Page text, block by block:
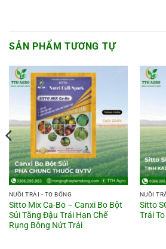
SẢN PHẨM TƯƠNG TỰ
NUÔI TRÁI - TO BÔNG
Sitto Mix Ca-Bo – Canxi Bo Bột
Sủi Tăng Đậu Trái Hạn Chế
Rụng Bông Nứt Trái
NUÔI
Sitto
Trái